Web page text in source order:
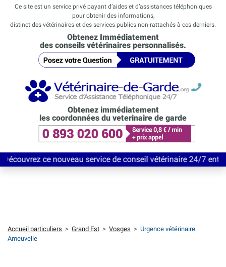
Ce site est un service privé payant d’aides et d’assistances téléphoniques
pour obtenir des informations,
distinct des vétérinaires et des services publics non-rattachés à ces derniers.
Obtenez Immédiatement
des conseils vétérinaires personnalisés.
Obtenez immédiatement
les coordonnées du veterinaire de garde
ce nouveau service de conseil vétérinaire 24/7 entièrement
Accueil particuliers > Grand Est > Vosges > Urgence vétérinaire
Ameuvelle